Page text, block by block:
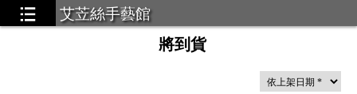
艾苙絲手藝館
將到貨